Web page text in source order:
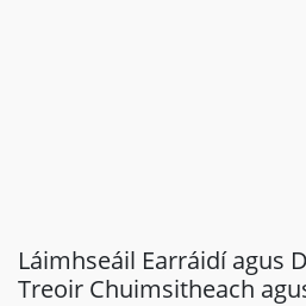
Láimhseáil Earráidí agus
Treoir Chuimsitheach